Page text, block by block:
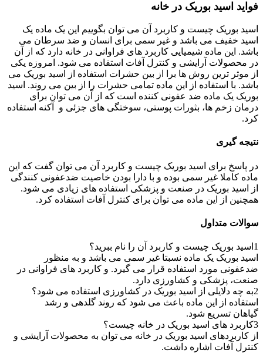
فواید اسید بوریک در خانه
اسید بوریک چیست و کاربرد آن می توان بگوییم این یک ماده یک
اسید خفیف می باشد و غیر سمی برای انسان و ضد سرطان می
باشد. این ماده شیمیایی کاربرد های فراوانی در خانه دارد که از آن
در محصولات آرایشی و کنترل آفات استفاده می شود. امروزه یکی
از موثر ترین روش ها برا از بین حشرات استفاده از اسید بوریک می
باشد. با استفاده از این ماده تمامی حشرات را از بین می روند. اسید
بوریک یک ماده ضد عفونی کننده است که از آن می توان برای
درمان زخم ها، بثورات پوستی، سوختگی های جزئی و آکنه استفاده
کرد.
نتیجه گیری
در پاسخ برای اسید بوریک چیست و کاربرد آن می توان گفت که این
ماده کاملا غیر سمی بوده و با دارا بودن خاصیت ضدعفونی کنندگی
از اسید بوریک در صنعت و پزشکی استفاده های زیادی می شود.
همچنین از این ماده می توان برای کنترل آفات استفاده کرد.
سوالات متداول
1 اسید بوریک چیست و کاربرد آن را نام ببرید؟
اسید بوریک یک ماده نسبتا غیر سمی می باشد و به منظور
ضدعفونی مورد استفاده قرار می گیرد. و کاربرد های فراوانی در
صنعت، پزشکی و کشاورزی دارد.
2به چه دلایلی از اسید بوریک در کشاورزی استفاده می شود؟
استفاده از این ماده باعث می شود که روند گلدهی و رشد
گیاهان تسریع شود.
3کاربرد های اسید بوریک در خانه چیست؟
از کاربردهای اسید بوریک در خانه می توان به محصولات آرایشی و
کنترل آفات اشاره داشت.